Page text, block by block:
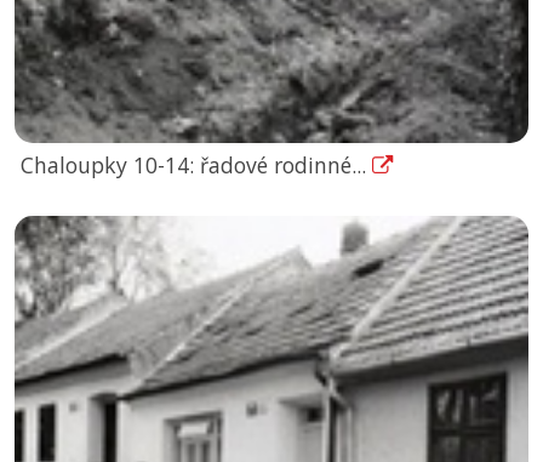
Chaloupky 10-14: řadové rodinné...